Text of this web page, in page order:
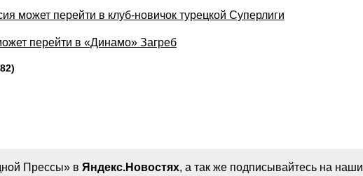
может перейти в клуб-новичок турецкой Суперлиги
перейти в «Динамо» Загреб
Прессы» в Яндекс.Новостях, а так же подписывайтесь на наши